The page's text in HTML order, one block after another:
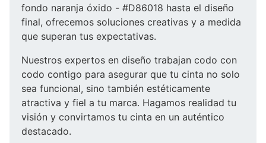
fondo naranja óxido - #D86018 hasta el diseño
final, ofrecemos soluciones creativas y a medida
que superan tus expectativas.
Nuestros expertos en diseño trabajan codo con
codo contigo para asegurar que tu cinta no solo
sea funcional, sino también estéticamente
atractiva y fiel a tu marca. Hagamos realidad tu
visión y convirtamos tu cinta en un auténtico
destacado.